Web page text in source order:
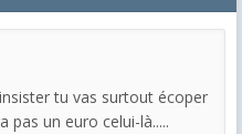
tu vas surtout écoper
pas un euro celui-là.....